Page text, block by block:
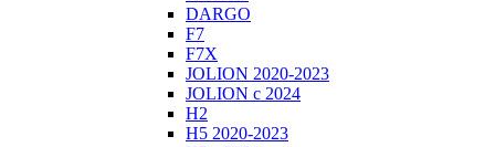
DARGO
F7
F7X
JOLION 2020-2023
JOLION с 2024
H2
H5 2020-2023